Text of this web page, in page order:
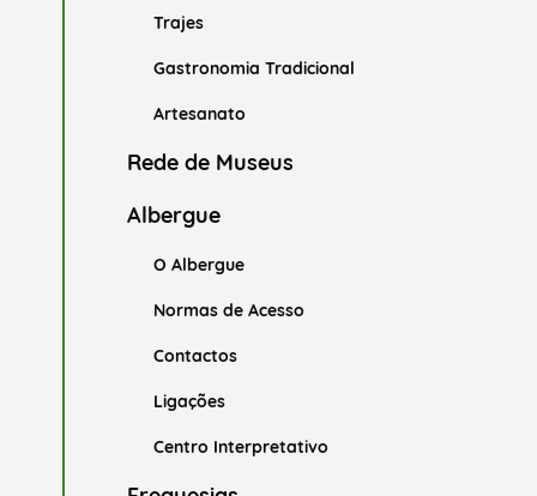
Trajes
Gastronomia Tradicional
Artesanato
Rede de Museus
Albergue
O Albergue
Normas de Acesso
Contactos
Ligações
Centro Interpretativo